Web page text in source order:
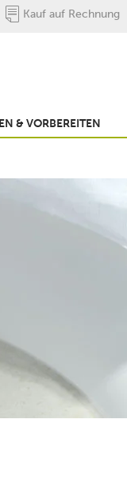
Kauf auf Rechnung
& VORBEREITEN